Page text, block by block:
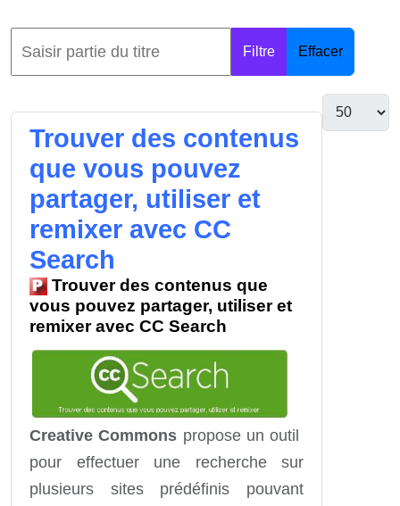
Filtre Effacer
Trouver des contenus
que vous pouvez
partager, utiliser et
remixer avec CC
Search
Trouver des contenus que
vous pouvez partager, utiliser et
remixer avec CC Search
Creative Commons propose un outil
pour effectuer une recherche sur
plusieurs sites prédéfinis pouvant